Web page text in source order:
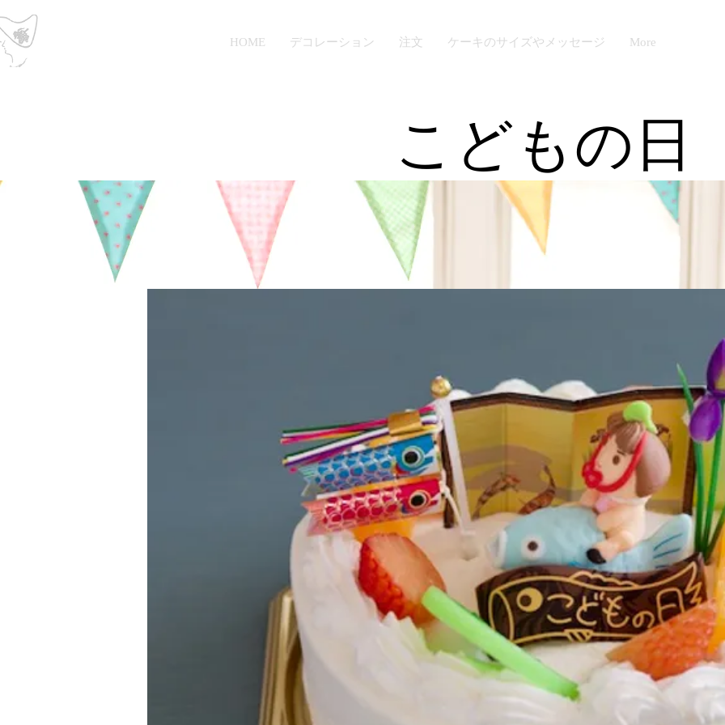
HOME デコレーション 注文 ケーキのサイズやメッセージ More
こどもの日